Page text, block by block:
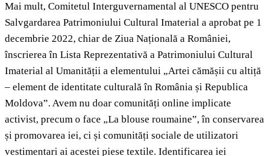
Mai mult, Comitetul Interguvernamental al UNESCO pentru
Salvgardarea Patrimoniului Cultural Imaterial a aprobat pe 1
decembrie 2022, chiar de Ziua Națională a României,
înscrierea în Lista Reprezentativă a Patrimoniului Cultural
Imaterial al Umanității a elementului „Artei cămășii cu altiță
– element de identitate culturală în România și Republica
Moldova”. Avem nu doar comunități online implicate
activist, precum o face „La blouse roumaine”, în conservarea
și promovarea iei, ci și comunități sociale de utilizatori
vestimentari ai acestei piese textile. Identificarea iei